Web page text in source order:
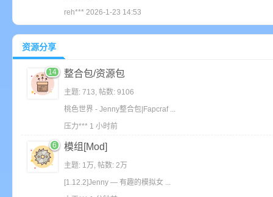
的
reh*** 2026-1-23 14:53
资源分享
14 整合包/资源包
主题: 713, 帖数: 9106
桃色世界 - Jenny整合包|Fapcraf ...
压力*** 1 小时前
6 模组[Mod]
主题: 1万 , 帖数: 2万
[1.12.2]Jenny — 有趣的模拟女 ...